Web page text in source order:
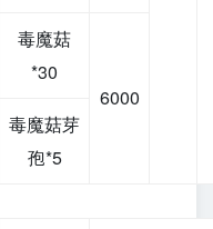
毒魔菇
*30
6000
毒魔菇芽
孢*5